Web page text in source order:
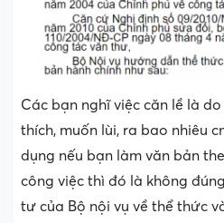
Các bạn nghĩ việc căn lề là
thích, muốn lùi, ra bao nhiêu
dụng nếu bạn làm văn bản
công việc thì đó là không
tư của Bộ nội vụ về thể thức